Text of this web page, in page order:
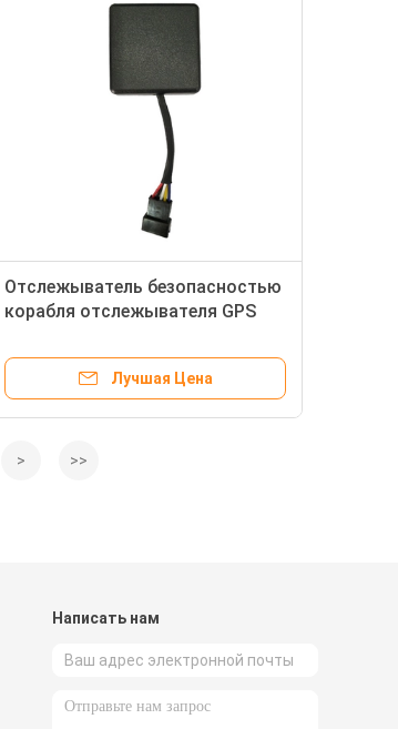
Отслежыватель безопасностью
корабля отслежывателя GPS
свободной системой слежения
Лучшая Цена
> >>
Написать нам